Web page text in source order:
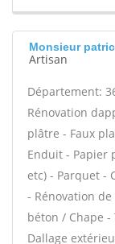
Monsieur
Artisan
Département:
Rénovation
plâtre - Faux
Enduit - Papier
etc) - Parquet -
- Rénovation
béton / Chape
Dallage